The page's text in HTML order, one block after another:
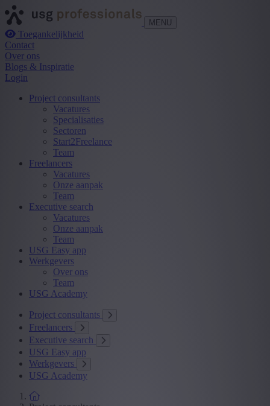
MENU
Toegankelijkheid
Contact
Over ons
Blogs & Inspiratie
Login
Project consultants
Vacatures
Specialisaties
Sectoren
Start2Freelance
Team
Freelancers
Vacatures
Onze aanpak
Team
Executive search
Vacatures
Onze aanpak
Team
USG Easy app
Werkgevers
Over ons
Team
USG Academy
Project consultants
Freelancers
Executive search
USG Easy app
Werkgevers
USG Academy